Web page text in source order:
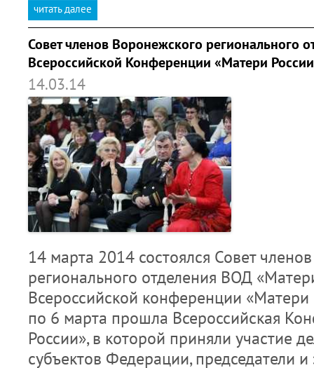
читать далее
Совет членов Воронежского регионального
Всероссийской Конференции «Матери
14.03.14
14 марта 2014 состоялся Совет
регионального отделения ВОД
Всероссийской конференции
по 6 марта прошла Всероссийская
России», в которой приняли участие
субъектов Федерации, председатели и